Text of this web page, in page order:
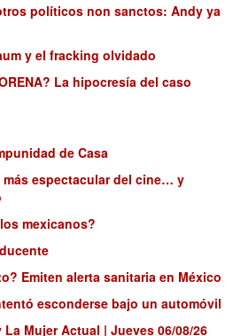
políticos non sanctos: Andy ya
y el fracking olvidado
La hipocresía del caso
de Casa
más espectacular del cine… y
mexicanos?
Emiten alerta sanitaria en México
esconderse bajo un automóvil
Mujer Actual | Jueves 06/08/26